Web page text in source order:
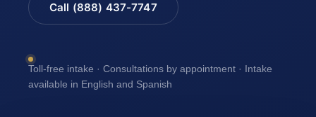
Call (888) 437-7747
Toll-free intake · Consultations by appointment · Intake
available in English and Spanish